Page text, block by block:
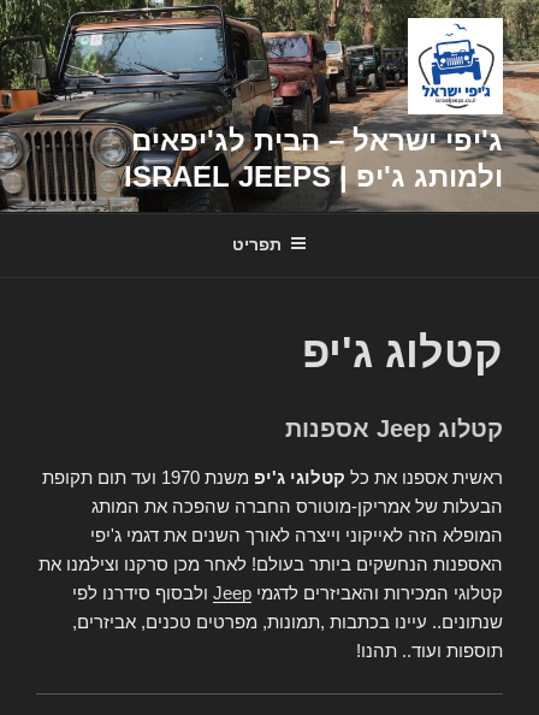
דילוג
לתוכן
ג'יפי ישראל – הבית לג'יפאים
ולמותג ג'יפ | ISRAEL JEEPS
תפריט
קטלוג ג'יפ
קטלוג Jeep אספנות
ראשית אספנו את כל קטלוגי ג'יפ
משנת 1970 ועד תום תקופת
הבעלות של אמריקן-מוטורס החברה שהפכה את המותג
המופלא הזה לאייקוני וייצרה לאורך השנים את דגמי ג'יפי
האספנות הנחשקים ביותר בעולם! לאחר מכן סרקנו וצילמנו את
קטלוגי המכירות והאביזרים לדגמי Jeep ולבסוף סידרנו לפי
שנתונים.. עיינו בכתבות ,תמונות, מפרטים טכנים, אביזרים,
תוספות ועוד.. תהנו!